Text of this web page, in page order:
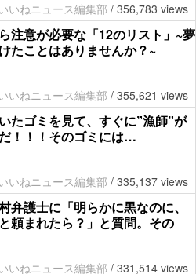
いねニュース編集部 / 356,783 views
注意が必要な「12のリスト」~夢
たことはありませんか？~
いねニュース編集部 / 355,621 views
たゴミを見て、すぐに”漁師”が
！！！そのゴミには…
いねニュース編集部 / 335,137 views
弁護士に「明らかに黒なのに、
頼まれたら？」と質問。その
いねニュース編集部 / 331,514 views